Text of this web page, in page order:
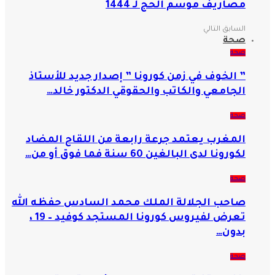
مصاريف موسم الحج لـ 1444
السابق التالي
صحة
صحة
” الخوف في زمن كورونا ” إصدار جديد للأستاذ
الجامعي والكاتب والحقوقي الدكتور خالد…
صحة
المغرب يعتمد جرعة رابعة من اللقاح المضاد
لكورونا لدى البالغين 60 سنة فما فوق أو من…
صحة
صاحب الجلالة الملك محمد السادس حفظه الله
تعرض لفيروس كورونا المستجد كوفيد – 19 ،
بدون…
صحة